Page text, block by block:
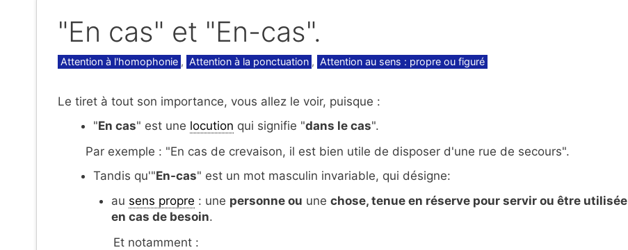
"En cas" et "En-cas".
Catégories
Attention à l'homophonie , Attention à la ponctuation , Attention au sens : propre ou figuré
Le tiret à tout son importance, vous allez le voir, puisque :
"En cas" est une locution qui signifie "dans le cas".
Par exemple : "En cas de crevaison, il est bien utile de disposer d'une rue de secours".
Tandis qu'"En-cas" est un mot masculin invariable, qui désigne:
au sens propre : une personne ou une chose, tenue en réserve pour servir ou être utilisée
en cas de besoin.
Et notamment :